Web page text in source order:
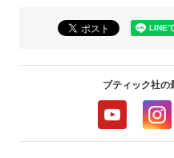
ブティック社の